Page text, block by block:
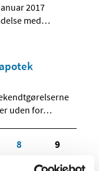
2017
med…
uden for…
8 9